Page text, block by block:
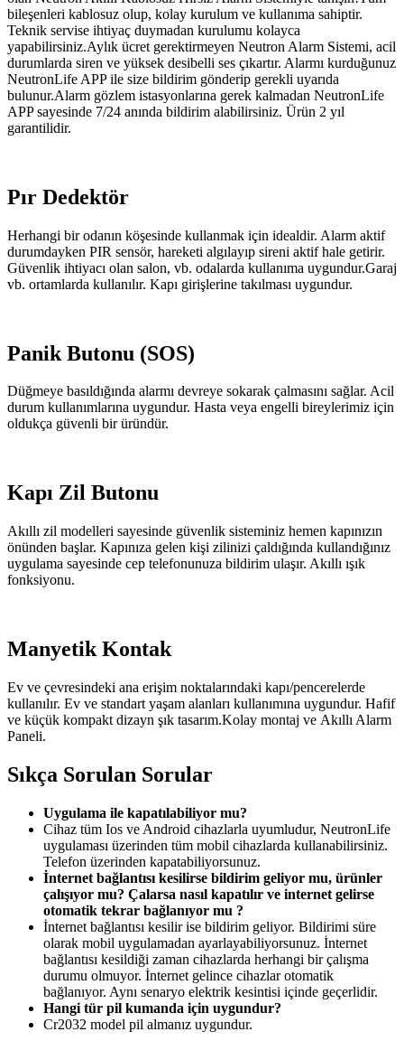
bileşenleri kablosuz olup, kolay kurulum ve kullanıma sahiptir.
Teknik servise ihtiyaç duymadan kurulumu kolayca
yapabilirsiniz.Aylık ücret gerektirmeyen Neutron Alarm Sistemi, acil
durumlarda siren ve yüksek desibelli ses çıkartır. Alarmı kurduğunuz
NeutronLife APP ile size bildirim gönderip gerekli uyarıda
bulunur.Alarm gözlem istasyonlarına gerek kalmadan NeutronLife
APP sayesinde 7/24 anında bildirim alabilirsiniz. Ürün 2 yıl
garantilidir.
Pır Dedektör
Herhangi bir odanın köşesinde kullanmak için idealdir. Alarm aktif
durumdayken PIR sensör, hareketi algılayıp sireni aktif hale getirir.
Güvenlik ihtiyacı olan salon, vb. odalarda kullanıma uygundur.Garaj
vb. ortamlarda kullanılır. Kapı girişlerine takılması uygundur.
Panik Butonu (SOS)
Düğmeye basıldığında alarmı devreye sokarak çalmasını sağlar. Acil
durum kullanımlarına uygundur. Hasta veya engelli bireylerimiz için
oldukça güvenli bir üründür.
Kapı Zil Butonu
Akıllı zil modelleri sayesinde güvenlik sisteminiz hemen kapınızın
önünden başlar. Kapınıza gelen kişi zilinizi çaldığında kullandığınız
uygulama sayesinde cep telefonunuza bildirim ulaşır. Akıllı ışık
fonksiyonu.
Manyetik Kontak
Ev ve çevresindeki ana erişim noktalarındaki kapı/pencerelerde
kullanılır. Ev ve standart yaşam alanları kullanımına uygundur. Hafif
ve küçük kompakt dizayn şık tasarım.Kolay montaj ve Akıllı Alarm
Paneli.
Sıkça Sorulan Sorular
Uygulama ile kapatılabiliyor mu?
Cihaz tüm Ios ve Android cihazlarla uyumludur, NeutronLife
uygulaması üzerinden tüm mobil cihazlarda kullanabilirsiniz.
Telefon üzerinden kapatabiliyorsunuz.
İnternet bağlantısı kesilirse bildirim geliyor mu, ürünler
çalışıyor mu? Çalarsa nasıl kapatılır ve internet gelirse
otomatik tekrar bağlanıyor mu ?
İnternet bağlantısı kesilir ise bildirim geliyor. Bildirimi süre
olarak mobil uygulamadan ayarlayabiliyorsunuz. İnternet
bağlantısı kesildiği zaman cihazlarda herhangi bir çalışma
durumu olmuyor. İnternet gelince cihazlar otomatik
bağlanıyor. Aynı senaryo elektrik kesintisi içinde geçerlidir.
Hangi tür pil kumanda için uygundur?
Cr2032 model pil almanız uygundur.